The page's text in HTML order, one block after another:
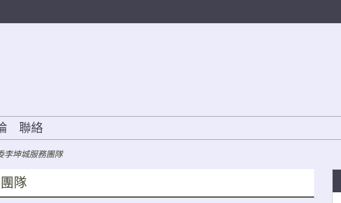
聯絡
李坤城服務團隊
隊